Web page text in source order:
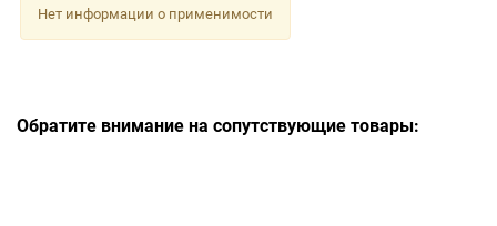
Нет информации о применимости
Обратите внимание на сопутствующие товары: